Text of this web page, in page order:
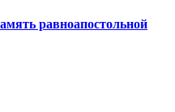
равноапостольной